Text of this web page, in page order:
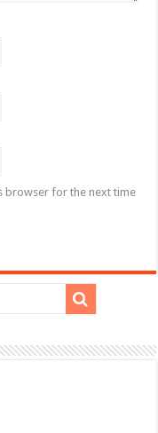
browser for the next time